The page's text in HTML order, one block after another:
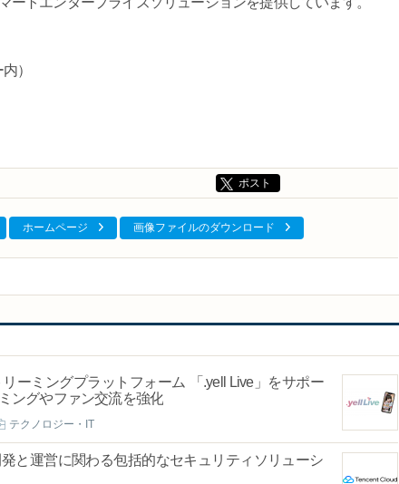
）
ポスト
ホームページ 画像ファイルのダウンロード
ーミングプラットフォーム 「.yell Live」をサポー
ングやファン交流を強化
テクノロジー・IT
と運営に関わる包括的なセキュリティソリューシ